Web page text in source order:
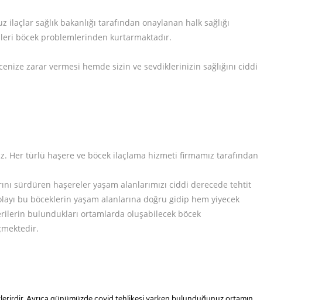
ilaçlar sağlık bakanlığı tarafından onaylanan halk sağlığı
böcek problemlerinden kurtarmaktadır.
zarar vermesi hemde sizin ve sevdiklerinizin sağlığını ciddi
türlü haşere ve böcek ilaçlama hizmeti firmamız tarafından
sürdüren haşereler yaşam alanlarımızı ciddi derecede tehtit
bu böceklerin yaşam alanlarına doğru gidip hem yiyecek
bulundukları ortamlarda oluşabilecek böcek